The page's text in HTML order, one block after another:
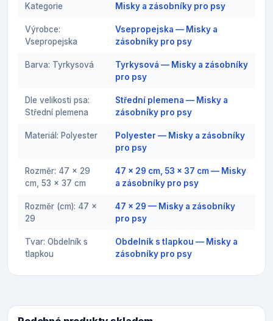
Kategorie Misky a zásobníky pro psy
Výrobce:
Vsepropejska
Vsepropejska — Misky a
zásobníky pro psy
Barva: Tyrkysová
Tyrkysová — Misky a zásobníky
pro psy
Dle velikosti psa:
Střední plemena
Střední plemena — Misky a
zásobníky pro psy
Materiál: Polyester
Polyester — Misky a zásobníky
pro psy
Rozměr: 47 x 29
cm, 53 x 37 cm
47 x 29 cm, 53 x 37 cm — Misky
a zásobníky pro psy
Rozměr (cm): 47 x
29
47 x 29 — Misky a zásobníky
pro psy
Tvar: Obdelník s
tlapkou
Obdelník s tlapkou — Misky a
zásobníky pro psy